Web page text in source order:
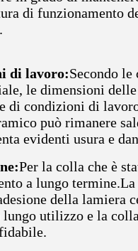
di funzionamento
di lavoro:Secondo
le dimensioni
di condizioni di
può rimanere
evidenti usura e
Per la colla che è
a lungo
della lamiera
lungo utilizzo e la